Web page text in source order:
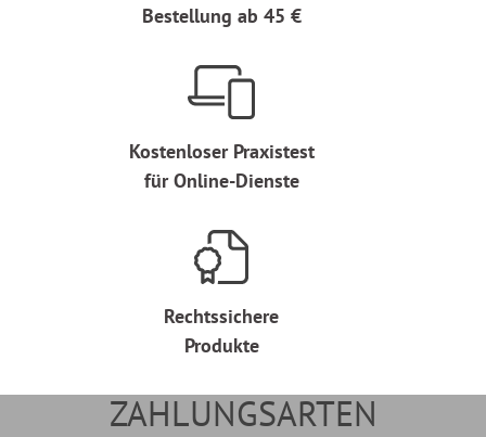
Bestellung ab 45 €
Kostenloser Praxistest
für Online-Dienste
Rechtssichere
Produkte
ZAHLUNGSARTEN